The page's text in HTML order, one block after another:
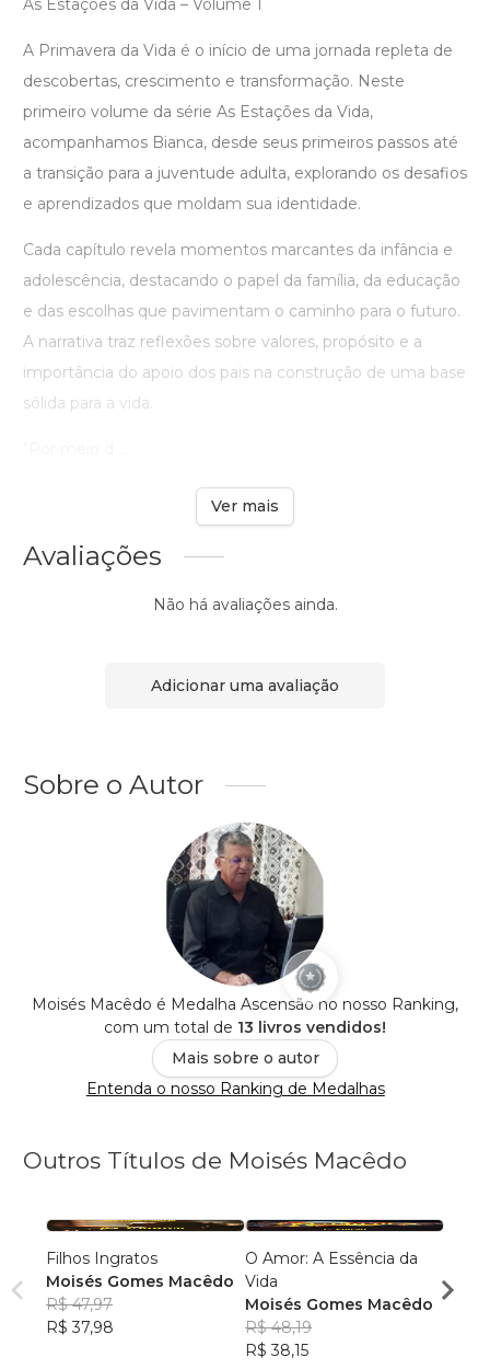
As Estações da Vida – Volume 1
A Primavera da Vida é o início de uma jornada repleta de
descobertas, crescimento e transformação. Neste
primeiro volume da série As Estações da Vida,
acompanhamos Bianca, desde seus primeiros passos até
a transição para a juventude adulta, explorando os desafios
e aprendizados que moldam sua identidade.
Cada capítulo revela momentos marcantes da infância e
adolescência, destacando o papel da família, da educação
e das escolhas que pavimentam o caminho para o futuro.
A narrativa traz reflexões sobre valores, propósito e a
importância do apoio dos pais na construção de uma base
sólida para a vida.
Ver mais
Avaliações
Não há avaliações ainda.
Adicionar uma avaliação
Sobre o Autor
Moisés Macêdo é Medalha Ascensão no nosso Ranking,
com um total de 13 livros vendidos!
Mais sobre o autor
Entenda o nosso Ranking de Medalhas
Outros Títulos de Moisés Macêdo
Filhos Ingratos
Moisés Gomes Macêdo
R$ 47,97
R$ 37,98
O Amor: A Essência da
Vida
Moisés Gomes Macêdo
R$ 48,19
R$ 38,15
R$